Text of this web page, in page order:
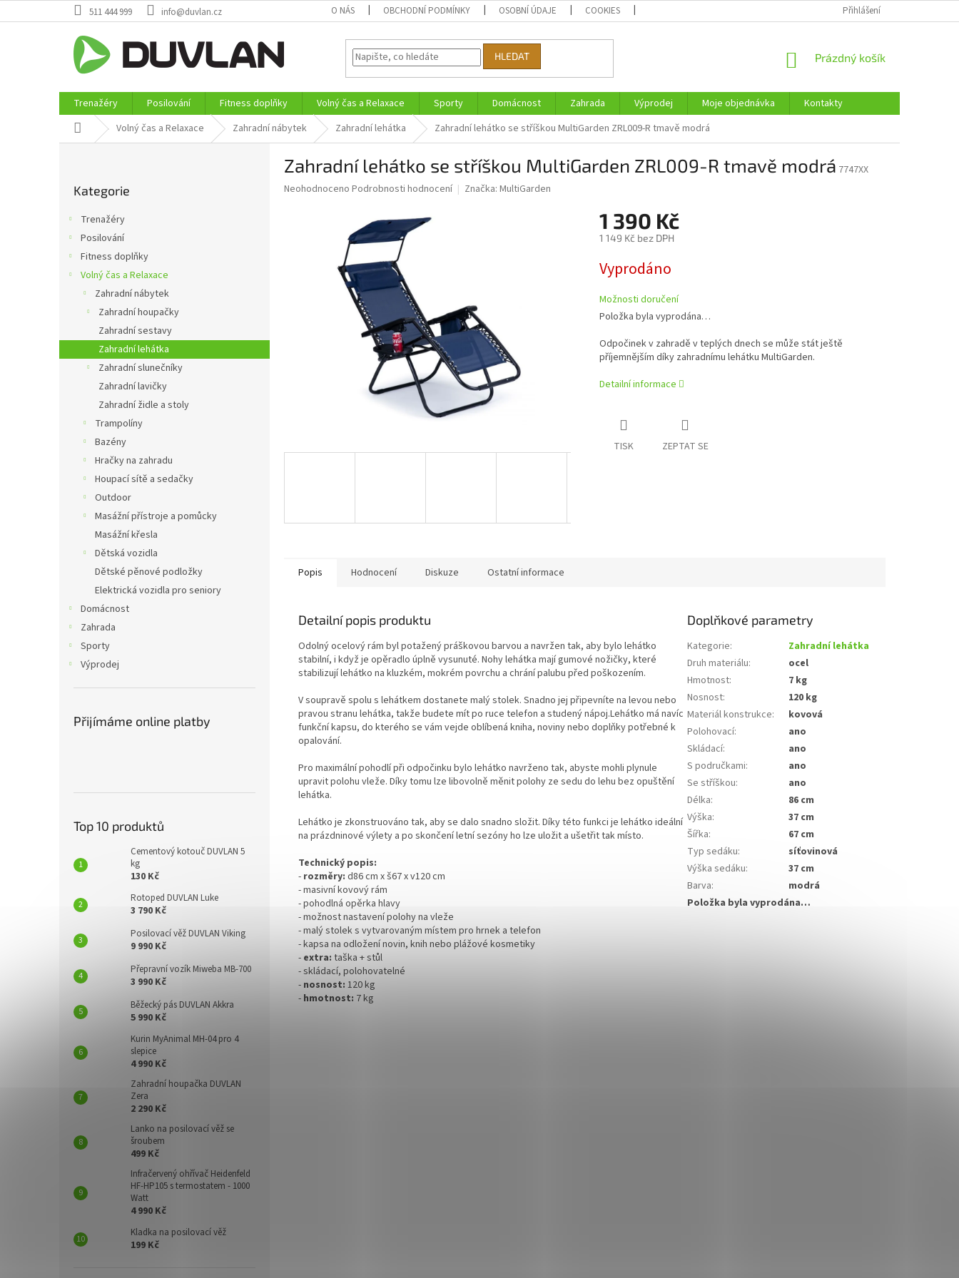
na
511 444 999 info@duvlan.cz O NÁS OBCHODNÍ PODMÍNKY OSOBNÍ ÚDAJE COOKIES Přihlášení
HLEDAT
NÁKUPNÍ
Prázdný košík
Trenažéry Posilování Fitness doplňky Volný čas a Relaxace Sporty Domácnost Zahrada Výprodej Moje objednávka
Kontakty
Domů Volný čas a Relaxace Zahradní nábytek Zahradní lehátka Zahradní lehátko se stříškou MultiGarden ZRL009-R tmavě modrá
e
l
kategorie
Kategorie
Trenažéry
Posilování
Fitness doplňky
Volný čas a Relaxace
Zahradní nábytek
Zahradní houpačky
Zahradní sestavy
Zahradní lehátka
Zahradní slunečníky
Zahradní lavičky
Zahradní židle a stoly
Trampolíny
Bazény
Hračky na zahradu
Houpací sítě a sedačky
Outdoor
Masážní přístroje a pomůcky
Masážní křesla
Dětská vozidla
Dětské pěnové podložky
Elektrická vozidla pro seniory
Domácnost
Zahrada
Sporty
Výprodej
Přijímáme online platby
Top 10 produktů
Cementový kotouč DUVLAN 5
kg
130 Kč
Rotoped DUVLAN Luke
3 790 Kč
Posilovací věž DUVLAN Viking
9 990 Kč
Přepravní vozík Miweba MB-700
3 990 Kč
Běžecký pás DUVLAN Akkra
5 990 Kč
Kurin MyAnimal MH-04 pro 4
slepice
4 990 Kč
Zahradní houpačka DUVLAN
Zera
2 290 Kč
Lanko na posilovací věž se
šroubem
499 Kč
Infračervený ohřívač Heidenfeld
HF-HP105 s termostatem - 1000
Watt
4 990 Kč
Kladka na posilovací věž
199 Kč
Zahradní lehátko se stříškou MultiGarden ZRL009-R tmavě modrá 7747XX
Průměrné
Neohodnoceno Podrobnosti hodnocení Značka: MultiGarden
1 390 Kč
1 149 Kč bez DPH
cena:
Vyprodáno
Možnosti doručení
Položka byla vyprodána…
Odpočinek v zahradě v teplých dnech se může stát ještě
příjemnějším díky zahradnímu lehátku MultiGarden.
Detailní informace
TISK ZEPTAT SE
Popis Hodnocení Diskuze Ostatní informace
Detailní popis produktu
Odolný ocelový rám byl potažený práškovou barvou a navržen tak, aby bylo lehátko
stabilní, i když je opěradlo úplně vysunuté. Nohy lehátka mají gumové nožičky, které
stabilizují lehátko na kluzkém, mokrém povrchu a chrání palubu před poškozením.
V soupravě spolu s lehátkem dostanete malý stolek. Snadno jej připevníte na levou nebo
pravou stranu lehátka, takže budete mít po ruce telefon a studený nápoj.Lehátko má navíc
funkční kapsu, do kterého se vám vejde oblíbená kniha, noviny nebo doplňky potřebné k
opalování.
Pro maximální pohodlí při odpočinku bylo lehátko navrženo tak, abyste mohli plynule
upravit polohu vleže. Díky tomu lze libovolně měnit polohy ze sedu do lehu bez opuštění
lehátka.
Lehátko je zkonstruováno tak, aby se dalo snadno složit. Díky této funkci je lehátko ideální
na prázdninové výlety a po skončení letní sezóny ho lze uložit a ušetřit tak místo.
Technický popis:
- rozměry: d86 cm x š67 x v120 cm
- masivní kovový rám
- pohodlná opěrka hlavy
- možnost nastavení polohy na vleže
- malý stolek s vytvarovaným místem pro hrnek a telefon
- kapsa na odložení novin, knih nebo plážové kosmetiky
- extra: taška + stůl
- skládací, polohovatelné
- nosnost: 120 kg
- hmotnost: 7 kg
Doplňkové parametry
Kategorie:
Zahradní lehátka
Druh materiálu:
ocel
Hmotnost:
7 kg
Nosnost:
120 kg
Materiál konstrukce:
kovová
Polohovací:
ano
Skládací:
ano
S područkami:
ano
Se stříškou:
ano
Délka:
86 cm
Výška:
37 cm
Šířka:
67 cm
Typ sedáku:
síťovinová
Výška sedáku:
37 cm
Barva:
modrá
Položka byla vyprodána…